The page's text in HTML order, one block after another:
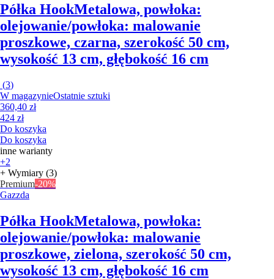
Półka HookMetalowa, powłoka:
olejowanie/powłoka: malowanie
proszkowe, czarna, szerokość 50 cm,
wysokość 13 cm, głębokość 16 cm
(3)
W magazynieOstatnie sztuki
360,40 zł
424 zł
Do koszyka
Do koszyka
inne warianty
+2
+ Wymiary (3)
Premium-20%
Gazzda
Półka HookMetalowa, powłoka:
olejowanie/powłoka: malowanie
proszkowe, zielona, szerokość 50 cm,
wysokość 13 cm, głębokość 16 cm